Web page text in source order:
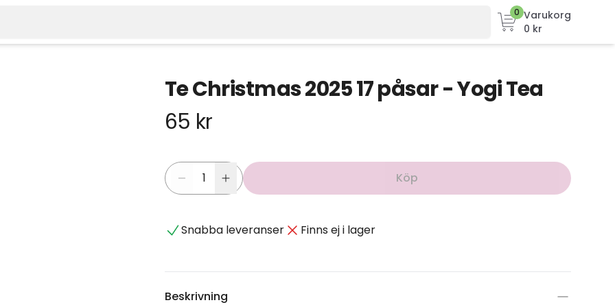
0 Varukorg
0 kr
Te Christmas 2025 17 påsar - Yogi Tea
65 kr
Köp
Snabba leveranser Finns ej i lager
Beskrivning